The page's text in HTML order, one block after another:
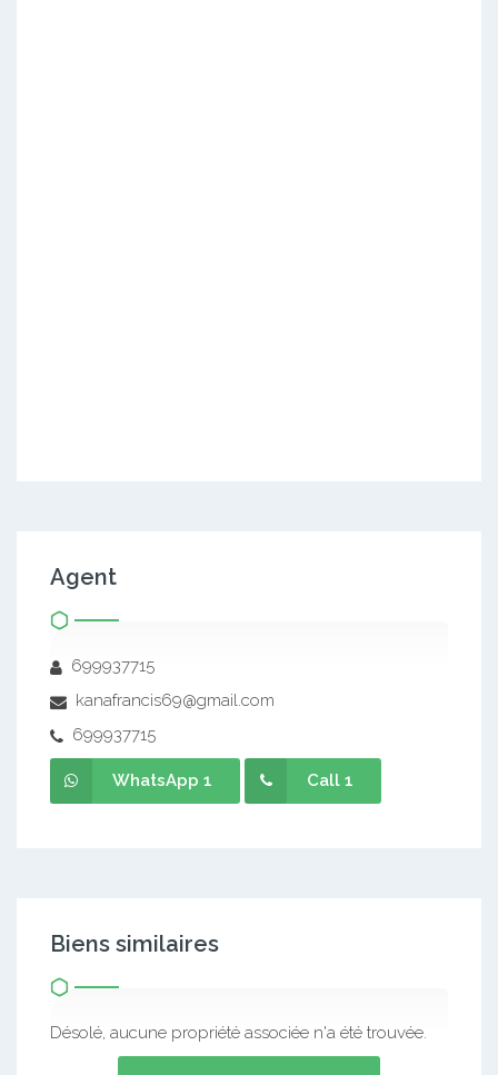
Agent
699937715
kanafrancis69@gmail.com
699937715
WhatsApp 1 Call 1
Biens similaires
Désolé, aucune propriété associée n'a été trouvée.